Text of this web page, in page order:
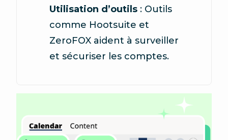
Utilisation d’outils : Outils
comme Hootsuite et
ZeroFOX aident à surveiller
et sécuriser les comptes.